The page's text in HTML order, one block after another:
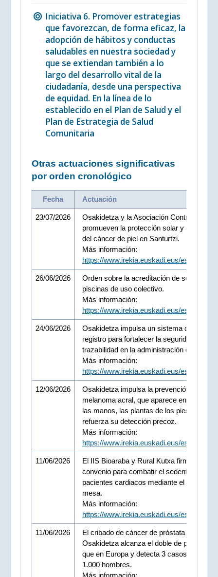
Iniciativa 6. Promover estrategias
que favorezcan, de forma eficaz, la
adopción de hábitos y conductas
saludables en nuestra sociedad y
que se extiendan también a lo
largo del desarrollo vital de la
ciudadanía, desde una perspectiva
de equidad. En la línea de lo
establecido en el Plan de Salud y el
Plan de Estrategia de Salud
Comunitaria
Otras actuaciones significativas
por orden cronológico
Fecha Actuación
23/07/2026
Osakidetza y la Asociación Contra el
promueven la protección solar y la
del cáncer de piel en Santurtzi.
Más información:
https://www.irekia.euskadi.eus/es/news/
26/06/2026
Orden sobre la acreditación de
piscinas de uso colectivo.
Más información:
https://www.irekia.euskadi.eus/es/news/
24/06/2026
Osakidetza impulsa un sistema de
registro para fortalecer la seguridad y la
trazabilidad en la administración de
Más información:
https://www.irekia.euskadi.eus/es/news/
12/06/2026
Osakidetza impulsa la prevención del
melanoma acral, que aparece en las
las manos, las plantas de los pies y las
refuerza su detección precoz.
Más información:
https://www.irekia.euskadi.eus/es/news/
11/06/2026
El IIS Bioaraba y Rural Kutxa firman un
convenio para combatir el sedentarismo
pacientes cardiacos mediante el tenis de
mesa.
Más información:
https://www.irekia.euskadi.eus/es/news/
11/06/2026
El cribado de cáncer de próstata de
Osakidetza alcanza el doble de
que en Europa y detecta 3 casos por cada
1.000 hombres.